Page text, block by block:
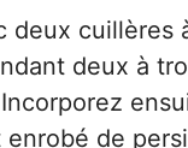
cuillères
deux à
de